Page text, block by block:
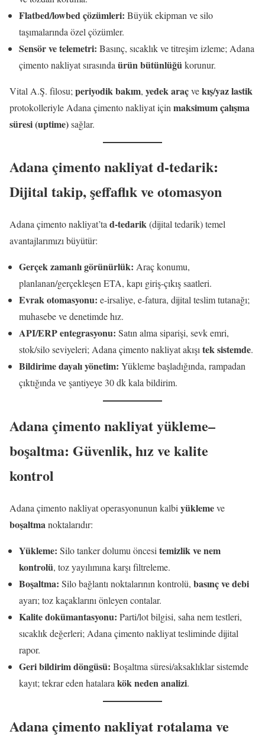
Flatbed/lowbed çözümleri: Büyük ekipman ve silo
taşımalarında özel çözümler.
Sensör ve telemetri: Basınç, sıcaklık ve titreşim izleme; Adana
çimento nakliyat sırasında ürün bütünlüğü korunur.
Vital A.Ş. filosu; periyodik bakım, yedek araçvekış/yaz lastik
protokolleriyle Adana çimento nakliyat için maksimum çalışma
süresi (uptime)sağlar.
Adana çimento nakliyat d-tedarik:
Dijital takip, şeffaflık ve otomasyon
Adana çimento nakliyat’tad-tedarik(dijital tedarik) temel
avantajlarımızı büyütür:
Gerçek zamanlı görünürlük: Araç konumu,
planlanan/gerçekleşen ETA, kapı giriş-çıkış saatleri.
Evrak otomasyonu: e-irsaliye, e-fatura, dijital teslim tutanağı;
muhasebe ve denetimde hız.
API/ERP entegrasyonu: Satın alma siparişi, sevk emri,
stok/silo seviyeleri; Adana çimento nakliyat akışıtek sistemde.
Bildirime dayalı yönetim: Yükleme başladığında, rampadan
çıktığında ve şantiyeye 30 dk kala bildirim.
Adana çimento nakliyat yükleme–
boşaltma: Güvenlik, hız ve kalite
kontrol
Adana çimento nakliyat operasyonunun kalbi yüklemeve
boşaltmanoktalarıdır:
Yükleme: Silo tanker dolumu öncesi temizlik ve nem
kontrolü, toz yayılımına karşı filtreleme.
Boşaltma: Silo bağlantı noktalarının kontrolü, basınç ve debi
ayarı; toz kaçaklarını önleyen contalar.
Kalite dokümantasyonu: Parti/lot bilgisi, saha nem testleri,
sıcaklık değerleri; Adana çimento nakliyat tesliminde dijital
rapor.
Geri bildirim döngüsü: Boşaltma süresi/aksaklıklar sistemde
kayıt; tekrar eden hatalara kök neden analizi.
Adana çimento nakliyat rotalama ve